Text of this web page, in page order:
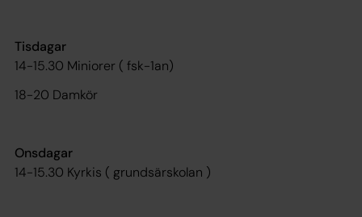
Tisdagar
14-15.30 Miniorer ( fsk-1an)
18-20 Damkör
Onsdagar
14-15.30 Kyrkis ( grundsärskolan )